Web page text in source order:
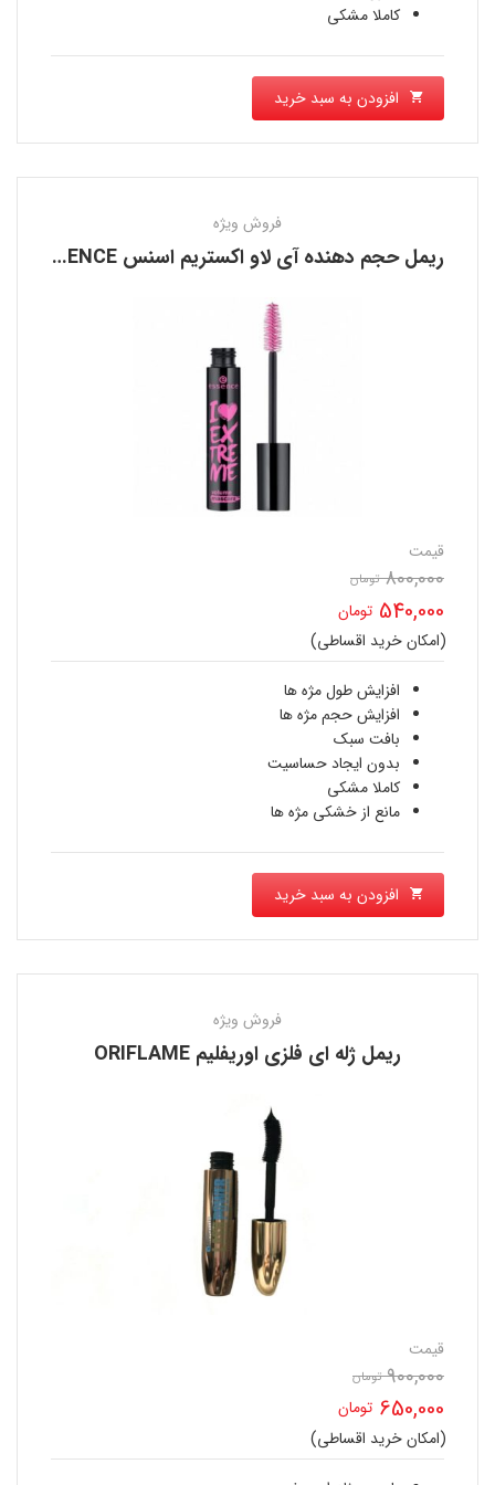
کاملا مشکی
افزودن به سبد خرید
فروش ویژه
ریمل حجم دهنده آی لاو اکستریم اسنس ESSENCE
قیمت
800,000 تومان
اصلی
800,000 تومان
بود.
540,000 تومان
قیمت
فعلی
540,000 تومان
است.
(امکان خرید اقساطی)
افزایش طول مژه ها
افزایش حجم مژه ها
بافت سبک
بدون ایجاد حساسیت
کاملا مشکی
مانع از خشکی مژه ها
افزودن به سبد خرید
فروش ویژه
ریمل ژله ای فلزی اوریفلیم ORIFLAME
قیمت
900,000 تومان
اصلی
900,000 تومان
650,000 تومان
قیمت
(امکان خرید اقساطی)